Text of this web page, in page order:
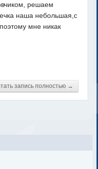
решаем
наша небольшая,с
мне никак
запись полностью →